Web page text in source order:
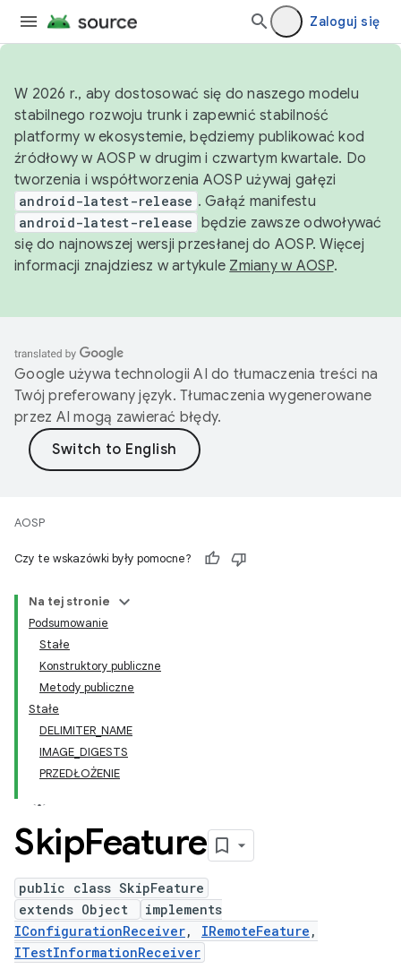
Zaloguj się
W 2026 r., aby dostosować się do naszego modelu
stabilnego rozwoju trunk i zapewnić stabilność
platformy w ekosystemie, będziemy publikować kod
źródłowy w AOSP w drugim i czwartym kwartale. Do
tworzenia i współtworzenia AOSP używaj gałęzi
android-latest-release . Gałąź manifestu
android-latest-release będzie zawsze odwoływać
się do najnowszej wersji przesłanej do AOSP. Więcej
informacji znajdziesz w artykule Zmiany w AOSP.
Google używa technologii AI do tłumaczenia treści na
Twój preferowany język. Tłumaczenia wygenerowane
przez AI mogą zawierać błędy.
AOSP
Czy te wskazówki były pomocne?
Na tej stronie
Podsumowanie
Stałe
Konstruktory publiczne
Metody publiczne
Stałe
DELIMITER_NAME
IMAGE_DIGESTS
PRZEDŁOŻENIE
SkipFeature
public class SkipFeature
extends Object
implements
IConfigurationReceiver, IRemoteFeature ,
ITestInformationReceiver